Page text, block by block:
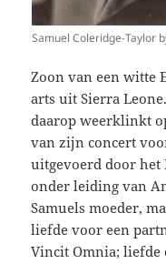
Samuel Coleridge-Taylor
Zoon van een witte
arts uit Sierra
daarop weerklinkt
van zijn concert
uitgevoerd door het
onder leiding van
Samuels moeder,
liefde voor een
Vincit Omnia;